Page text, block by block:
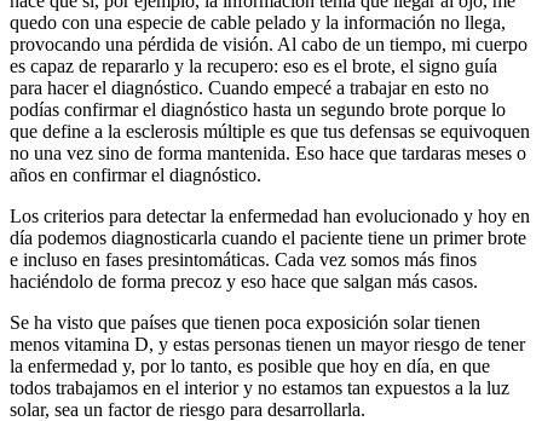
quedo con una especie de cable pelado y la información no llega,
provocando una pérdida de visión. Al cabo de un tiempo, mi cuerpo
es capaz de repararlo y la recupero: eso es el brote, el signo guía
para hacer el diagnóstico. Cuando empecé a trabajar en esto no
podías confirmar el diagnóstico hasta un segundo brote porque lo
que define a la esclerosis múltiple es que tus defensas se equivoquen
no una vez sino de forma mantenida. Eso hace que tardaras meses o
años en confirmar el diagnóstico.
Los criterios para detectar la enfermedad han evolucionado y hoy en
día podemos diagnosticarla cuando el paciente tiene un primer brote
e incluso en fases presintomáticas. Cada vez somos más finos
haciéndolo de forma precoz y eso hace que salgan más casos.
Se ha visto que países que tienen poca exposición solar tienen
menos vitamina D, y estas personas tienen un mayor riesgo de tener
la enfermedad y, por lo tanto, es posible que hoy en día, en que
todos trabajamos en el interior y no estamos tan expuestos a la luz
solar, sea un factor de riesgo para desarrollarla.